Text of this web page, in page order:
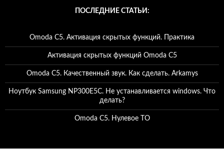
ПОСЛЕДНИЕ СТАТЬИ:
Omoda C5. Активация скрытых функций. Практика
Активация скрытых функций Omoda C5
Omoda C5. Качественный звук. Как сделать. Arkamys
Ноутбук Samsung NP300E5C. Не устанавливается windows. Что
делать?
Omoda C5. Нулевое ТО